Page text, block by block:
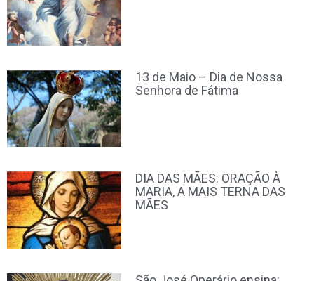
13 de Maio – Dia de Nossa
Senhora de Fátima
DIA DAS MÃES: ORAÇÃO À
MARIA, A MAIS TERNA DAS
MÃES